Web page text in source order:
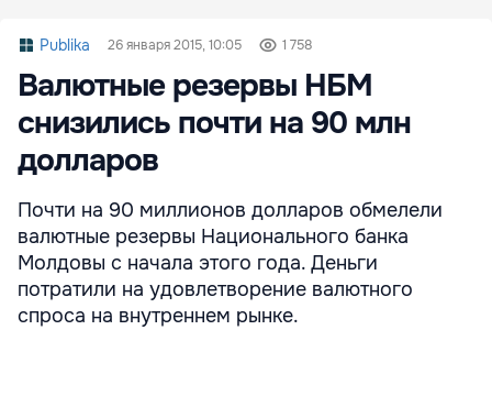
Publika 26 января 2015, 10:05 1 758
Валютные резервы НБМ
снизились почти на 90 млн
долларов
Почти на 90 миллионов долларов обмелели
валютные резервы Национального банка
Молдовы с начала этого года. Деньги
потратили на удовлетворение валютного
спроса на внутреннем рынке.